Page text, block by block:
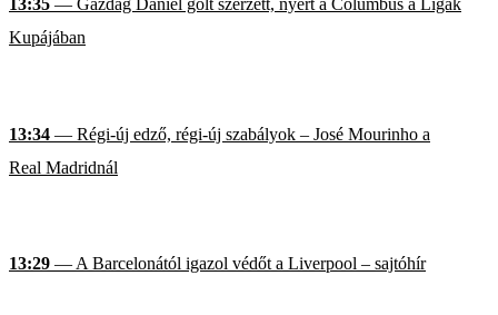
13:35 — Gazdag Dániel gólt szerzett, nyert a Columbus a Ligák
Kupájában
13:34 — Régi-új edző, régi-új szabályok – José Mourinho a
Real Madridnál
13:29 — A Barcelonától igazol védőt a Liverpool – sajtóhír